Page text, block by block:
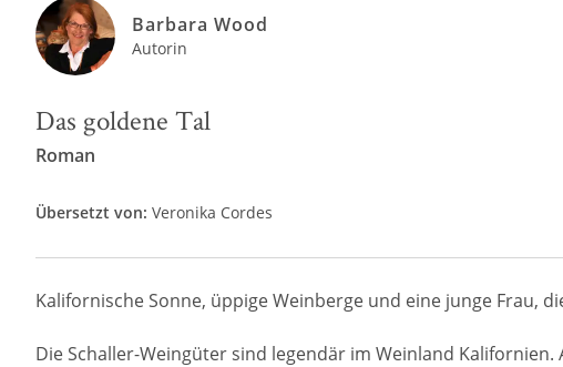
Barbara Wood
Autorin
Das goldene Tal
Roman
Übersetzt von: Veronika Cordes
Kalifornische Sonne, üppige Weinberge und eine junge Frau,
Die Schaller-Weingüter sind legendär im Weinland